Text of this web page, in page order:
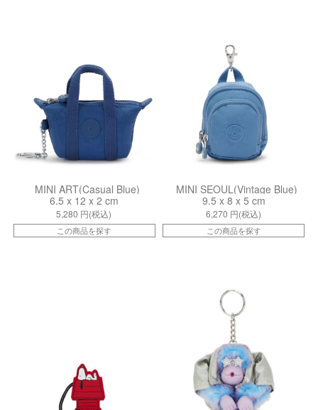
MINI ART(Casual Blue)
6.5 x 12 x 2 cm
5,280 円(税込)
この商品を探す
MINI SEOUL(Vintage Blue)
9.5 x 8 x 5 cm
6,270 円(税込)
この商品を探す